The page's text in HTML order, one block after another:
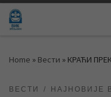
Skip to content
Home » Вести » КРАЋИ
ВЕСТИ НАЈНОВИЈЕ